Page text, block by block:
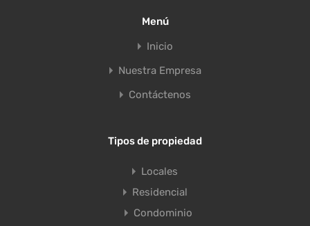
Menú
Inicio
Nuestra Empresa
Contáctenos
Tipos de propiedad
Locales
Residencial
Condominio